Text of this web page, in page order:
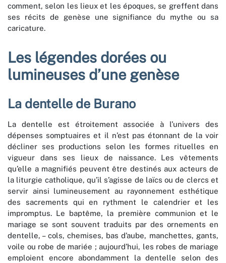
comment, selon les lieux et les époques, se greffent dans
ses récits de genèse une signifiance du mythe ou sa
caricature.
Les légendes dorées ou
lumineuses d’une genèse
La dentelle de Burano
La dentelle est étroitement associée à l’univers des
dépenses somptuaires et il n’est pas étonnant de la voir
décliner ses productions selon les formes rituelles en
vigueur dans ses lieux de naissance. Les vêtements
qu’elle a magnifiés peuvent être destinés aux acteurs de
la liturgie catholique, qu’il s’agisse de laïcs ou de clercs et
servir ainsi lumineusement au rayonnement esthétique
des sacrements qui en rythment le calendrier et les
impromptus. Le baptême, la première communion et le
mariage se sont souvent traduits par des ornements en
dentelle, – cols, chemises, bas d’aube, manchettes, gants,
voile ou robe de mariée ; aujourd’hui, les robes de mariage
emploient encore abondamment la dentelle selon des